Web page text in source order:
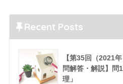
Recent Posts
【第35回（2021
問解答・解説】問
理」